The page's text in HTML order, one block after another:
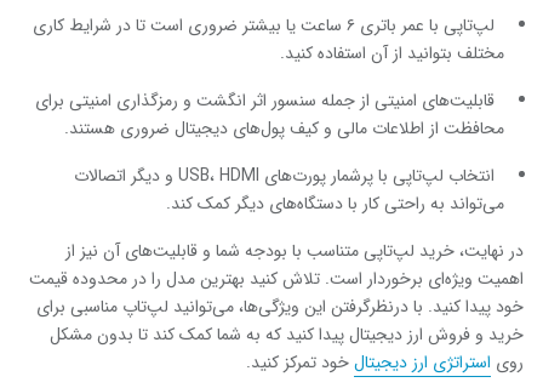
لپ‌تاپی با عمر باتری ۶ ساعت یا بیشتر ضروری است تا در شرایط کاری
مختلف بتوانید از آن استفاده کنید.
قابلیت‌های امنیتی از جمله سنسور اثر انگشت و رمزگذاری امنیتی برای
محافظت از اطلاعات مالی و کیف پول‌های دیجیتال ضروری هستند.
انتخاب لپ‌تاپی با پرشمار پورت‌های USB، HDMI و دیگر اتصالات
می‌تواند به راحتی کار با دستگاه‌های دیگر کمک کند.
در نهایت، خرید لپ‌تاپی متناسب با بودجه شما و قابلیت‌های آن نیز از
اهمیت ویژه‌ای برخوردار است. تلاش کنید بهترین مدل را در محدوده قیمت
خود پیدا کنید. با درنظرگرفتن این ویژگی‌ها، می‌توانید لپ‌تاپ مناسبی برای
خرید و فروش ارز دیجیتال پیدا کنید که به شما کمک کند تا بدون مشکل
روی استراتژی ارز دیجیتالخود تمرکز کنید.